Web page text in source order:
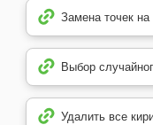
Замена точек
Выбор
Удалить все